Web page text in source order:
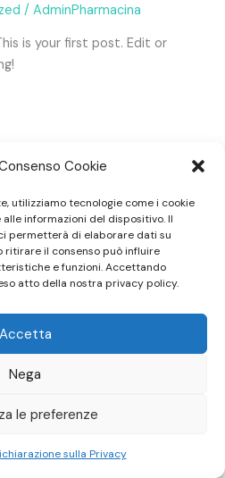
Cookie
utilizziamo tecnologie come i cookie
informazioni del dispositivo. Il
permetterà di elaborare dati su
ritirare il consenso può influire
e funzioni. Accettando
atto della nostra privacy policy.
Accetta
Nega
le preferenze
sulla Privacy
/AdminPharmacina
is your first post. Edit or
Tradizionale Cinese